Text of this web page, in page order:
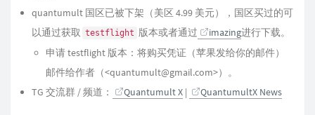
quantumult 国区已被下架（美区 4.99 美元），国区买过的可
以通过获取 testflight 版本或者通过 imazing进行下载。
申请 testflight 版本：将购买凭证（苹果发给你的邮件）
邮件给作者（<quantumult@gmail.com>）。
TG 交流群 / 频道：
Quantumult X | QuantumultX News